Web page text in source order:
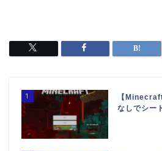
1
【
なしでシー